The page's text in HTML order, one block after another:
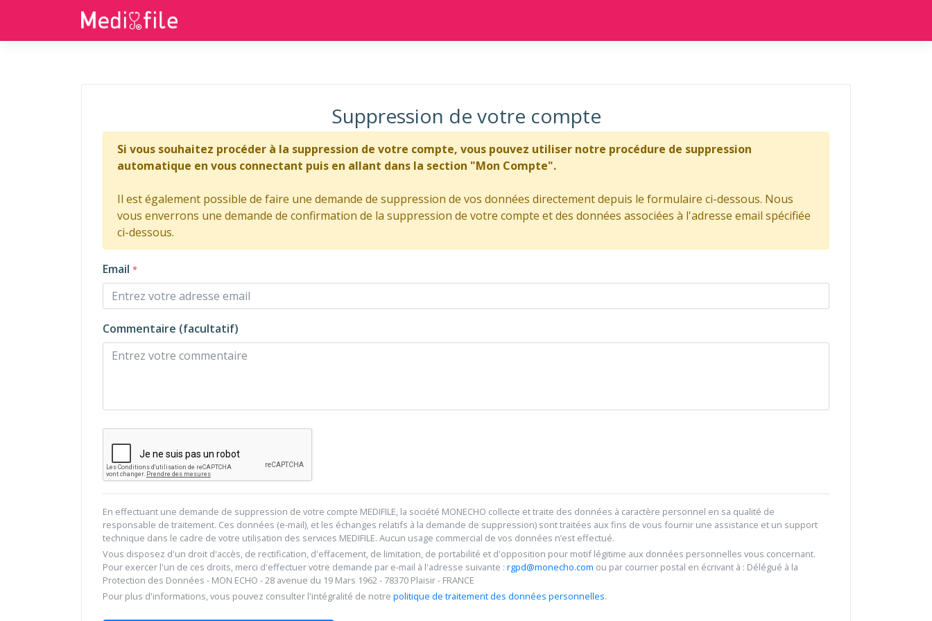
Suppression de votre compte
Si vous souhaitez procéder à la suppression de votre compte, vous pouvez utiliser notre procédure de suppression
automatique en vous connectant puis en allant dans la section "Mon Compte".
Il est également possible de faire une demande de suppression de vos données directement depuis le formulaire ci-dessous. Nous
vous enverrons une demande de confirmation de la suppression de votre compte et des données associées à l'adresse email spécifiée
ci-dessous.
Email *
Commentaire (facultatif)
En effectuant une demande de suppression de votre compte MEDIFILE, la société MONECHO collecte et traite des données à caractère personnel en sa qualité de
responsable de traitement. Ces données (e-mail), et les échanges relatifs à la demande de suppression) sont traitées aux fins de vous fournir une assistance et un support
technique dans le cadre de votre utilisation des services MEDIFILE. Aucun usage commercial de vos données n’est effectué.
Vous disposez d'un droit d'accès, de rectification, d'effacement, de limitation, de portabilité et d'opposition pour motif légitime aux données personnelles vous concernant.
Pour exercer l'un de ces droits, merci d'effectuer votre demande par e-mail à l'adresse suivante : rgpd@monecho.com ou par courrier postal en écrivant à : Délégué à la
Protection des Données - MON ECHO - 28 avenue du 19 Mars 1962 - 78370 Plaisir - FRANCE
Pour plus d'informations, vous pouvez consulter l'intégralité de notre politique de traitement des données personnelles.